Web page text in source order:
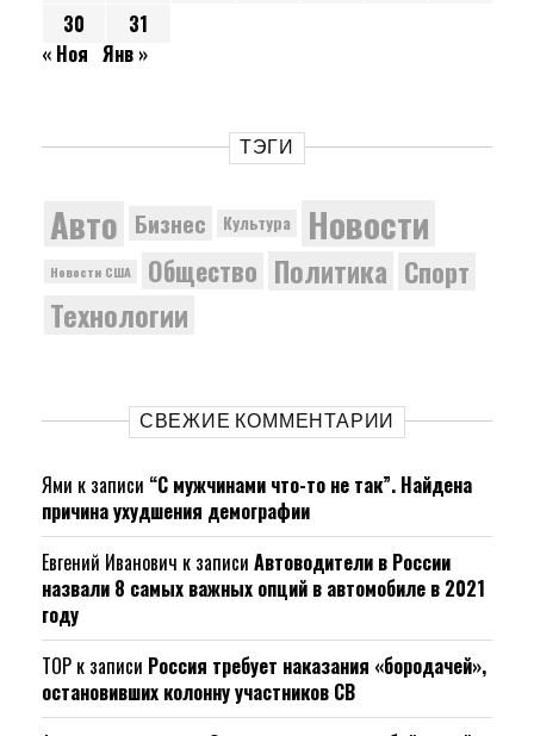
30
31
« Ноя Янв »
ТЭГИ
Авто Бизнес Культура Новости
Новости США Общество Политика Спорт
Технологии
СВЕЖИЕ КОММЕНТАРИИ
Ями к записи “С мужчинами что-то не так”. Найдена
причина ухудшения демографии
Евгений Иванович к записи Автоводители в России
назвали 8 самых важных опций в автомобиле в 2021
году
ТОР к записи Россия требует наказания «бородачей»,
остановивших колонну участников СВ